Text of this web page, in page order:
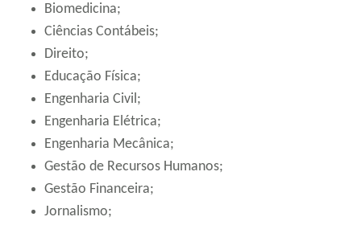
Biomedicina;
Ciências Contábeis;
Direito;
Educação Física;
Engenharia Civil;
Engenharia Elétrica;
Engenharia Mecânica;
Gestão de Recursos Humanos;
Gestão Financeira;
Jornalismo;